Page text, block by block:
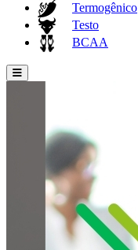
Termogênico
Testo
BCAA